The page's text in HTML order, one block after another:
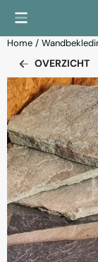
Home /
OVERZICHT